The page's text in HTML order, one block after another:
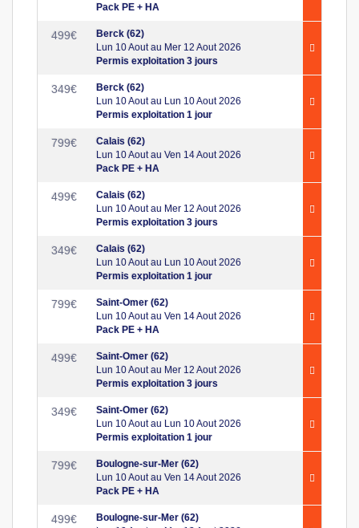
Pack PE + HA
499€
Berck (62)
Lun 10 Aout au Mer 12 Aout 2026
Permis exploitation 3 jours
349€
Berck (62)
Lun 10 Aout au Lun 10 Aout 2026
Permis exploitation 1 jour
799€
Calais (62)
Lun 10 Aout au Ven 14 Aout 2026
Pack PE + HA
499€
Calais (62)
Lun 10 Aout au Mer 12 Aout 2026
Permis exploitation 3 jours
349€
Calais (62)
Lun 10 Aout au Lun 10 Aout 2026
Permis exploitation 1 jour
799€
Saint-Omer (62)
Lun 10 Aout au Ven 14 Aout 2026
Pack PE + HA
499€
Saint-Omer (62)
Lun 10 Aout au Mer 12 Aout 2026
Permis exploitation 3 jours
349€
Saint-Omer (62)
Lun 10 Aout au Lun 10 Aout 2026
Permis exploitation 1 jour
799€
Boulogne-sur-Mer (62)
Lun 10 Aout au Ven 14 Aout 2026
Pack PE + HA
499€
Boulogne-sur-Mer (62)